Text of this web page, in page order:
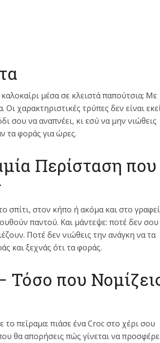
μέσα σε κλειστά παπούτσια; Με
χαρακτηριστικές τρύπες δεν είναι
σου να αναπνέει, κι εσύ να μην νιώθεις
τα φοράς για ώρες.
Περίσταση που
σπίτι, στον κήπο ή ακόμα και στο
παντού. Και μάντεψε: ποτέ δεν σου
Ποτέ δεν νιώθεις την ανάγκη να τα
και ξεχνάς ότι τα φοράς.
Τόσο που
το πείραμα: πιάσε ένα Croc στο χέρι σου
θα απορήσεις πώς γίνεται να